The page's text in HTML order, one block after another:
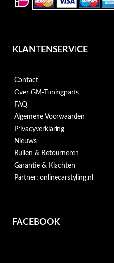
KLANTENSERVICE
Contact
Over GM-Tuningparts
FAQ
Algemene Voorwaarden
Privacyverklaring
Nieuws
Ruilen & Retourneren
Garantie & Klachten
Partner: onlinecarstyling.nl
FACEBOOK